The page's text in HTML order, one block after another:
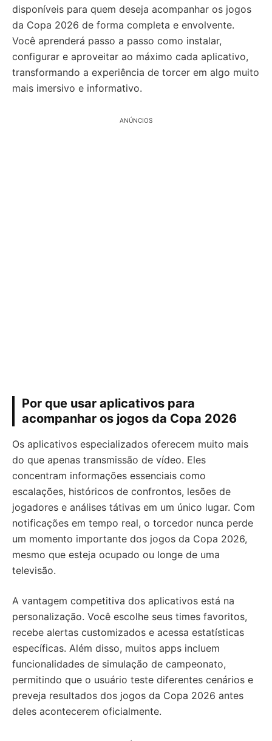
disponíveis para quem deseja acompanhar os jogos
da Copa 2026 de forma completa e envolvente.
Você aprenderá passo a passo como instalar,
configurar e aproveitar ao máximo cada aplicativo,
transformando a experiência de torcer em algo muito
mais imersivo e informativo.
ANÚNCIOS
Por que usar aplicativos para
acompanhar os jogos da Copa 2026
Os aplicativos especializados oferecem muito mais
do que apenas transmissão de vídeo. Eles
concentram informações essenciais como
escalações, históricos de confrontos, lesões de
jogadores e análises tátivas em um único lugar. Com
notificações em tempo real, o torcedor nunca perde
um momento importante dos jogos da Copa 2026,
mesmo que esteja ocupado ou longe de uma
televisão.
A vantagem competitiva dos aplicativos está na
personalização. Você escolhe seus times favoritos,
recebe alertas customizados e acessa estatísticas
específicas. Além disso, muitos apps incluem
funcionalidades de simulação de campeonato,
permitindo que o usuário teste diferentes cenários e
preveja resultados dos jogos da Copa 2026 antes
deles acontecerem oficialmente.